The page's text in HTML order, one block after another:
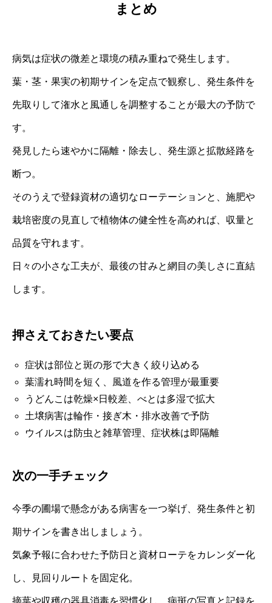
まとめ
病気は症状の微差と環境の積み重ねで発生します。
葉・茎・果実の初期サインを定点で観察し、発生条件を
先取りして潅水と風通しを調整することが最大の予防で
す。
発見したら速やかに隔離・除去し、発生源と拡散経路を
断つ。
そのうえで登録資材の適切なローテーションと、施肥や
栽培密度の見直しで植物体の健全性を高めれば、収量と
品質を守れます。
日々の小さな工夫が、最後の甘みと網目の美しさに直結
します。
押さえておきたい要点
症状は部位と斑の形で大きく絞り込める
葉濡れ時間を短く、風道を作る管理が最重要
うどんこは乾燥×日較差、べとは多湿で拡大
土壌病害は輪作・接ぎ木・排水改善で予防
ウイルスは防虫と雑草管理、症状株は即隔離
次の一手チェック
今季の圃場で懸念がある病害を一つ挙げ、発生条件と初
期サインを書き出しましょう。
気象予報に合わせた予防日と資材ローテをカレンダー化
し、見回りルートを固定化。
摘葉や収穫の器具消毒を習慣化し、病斑の写真と記録を